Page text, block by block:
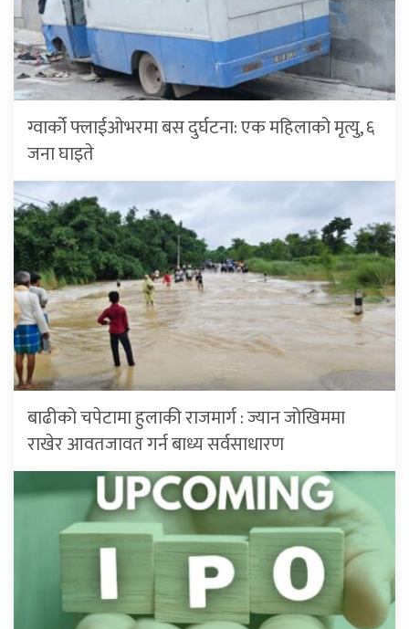
ग्वार्को फ्लाईओभरमा बस दुर्घटना: एक महिलाको मृत्यु, ६
जना घाइते
बाढीको चपेटामा हुलाकी राजमार्ग : ज्यान जोखिममा
राखेर आवतजावत गर्न बाध्य सर्वसाधारण